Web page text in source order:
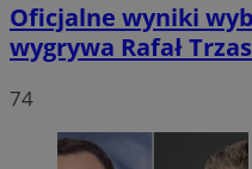
Oficjalne wyniki
wygrywa Rafał
74